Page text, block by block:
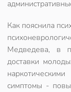
Как пояснила
Медведева, в
доставки
симптомы -